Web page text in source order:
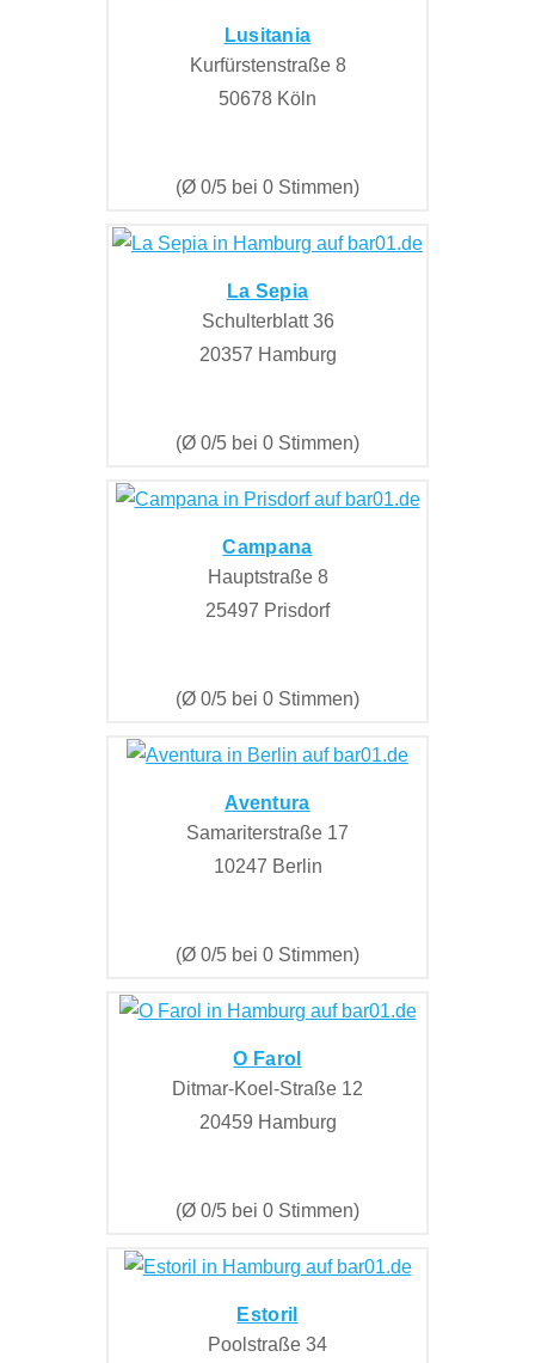
Lusitania
Kurfürstenstraße 8
50678 Köln
(Ø 0/5 bei 0 Stimmen)
La Sepia
Schulterblatt 36
20357 Hamburg
(Ø 0/5 bei 0 Stimmen)
Campana
Hauptstraße 8
25497 Prisdorf
(Ø 0/5 bei 0 Stimmen)
Aventura
Samariterstraße 17
10247 Berlin
(Ø 0/5 bei 0 Stimmen)
O Farol
Ditmar-Koel-Straße 12
20459 Hamburg
(Ø 0/5 bei 0 Stimmen)
Estoril
Poolstraße 34